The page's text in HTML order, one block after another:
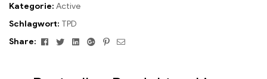
Kategorie: Active
Schlagwort: TPD
Share:
FacebookTwitterLinkedinGoogle+Pinterest
Email